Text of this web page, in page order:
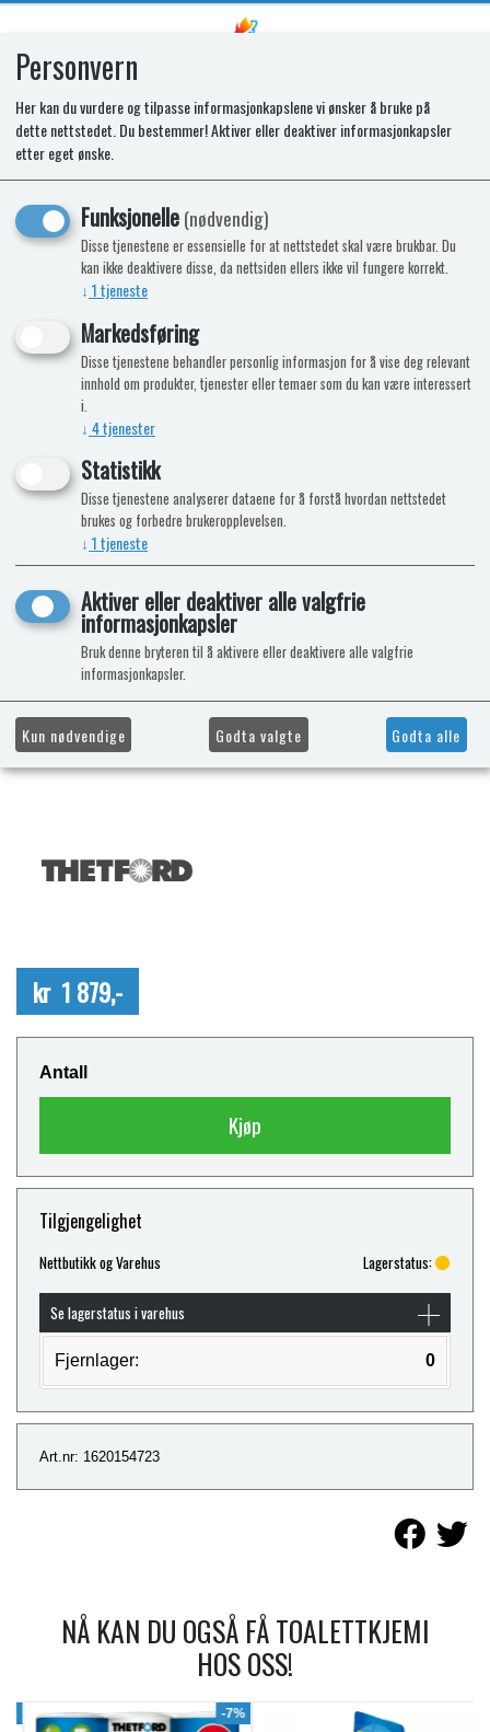
SCS220 BOWL
kr 1 879,-
Antall
Kjøp
Tilgjengelighet
Nettbutikk og Varehus Lagerstatus:
Se lagerstatus i varehus
Fjernlager: 0
Art.nr: 1620154723
NÅ KAN DU OGSÅ FÅ TOALETTKJEMI
HOS OSS!
-7%
Personvern
Her kan du vurdere og tilpasse informasjonkapslene vi ønsker å bruke på
dette nettstedet. Du bestemmer! Aktiver eller deaktiver informasjonkapsler
etter eget ønske.
Funksjonelle(nødvendig)
Disse tjenestene er essensielle for at nettstedet skal være brukbar. Du
kan ikke deaktivere disse, da nettsiden ellers ikke vil fungere korrekt.
↓ 1tjeneste
Markedsføring
Disse tjenestene behandler personlig informasjon for å vise deg relevant
innhold om produkter, tjenester eller temaer som du kan være interessert
i.
↓ 4tjenester
Statistikk
Disse tjenestene analyserer dataene for å forstå hvordan nettstedet
brukes og forbedre brukeropplevelsen.
↓ 1tjeneste
Aktiver eller deaktiver alle valgfrie
informasjonkapsler
Bruk denne bryteren til å aktivere eller deaktivere alle valgfrie
informasjonkapsler.
Kun nødvendige Godta valgte Godta alle